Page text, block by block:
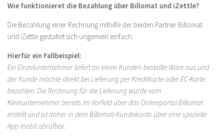
Wie funktionieret die Bezahlung über Billomat und iZettle?
Die Bezahlung einer Rechnung mithilfe der beiden Partner Billomat
und iZettle gestaltet sich ungemein einfach.
Hierfür ein Fallbeispiel:
Ein Einzelunternehmer liefert an einen Kunden bestellte Ware aus und
der Kunde möchte direkt bei Lieferung per Kreditkarte oder EC-Karte
bezahlen. Die Rechnung für die Lieferung wurde vom
Kleinunternehmer bereits im Vorfeld über das Onlineportal Billomat
erstellt und ist daher in dem Billomat-Kundekonto über eine spezielle
App mobil abrufbar.